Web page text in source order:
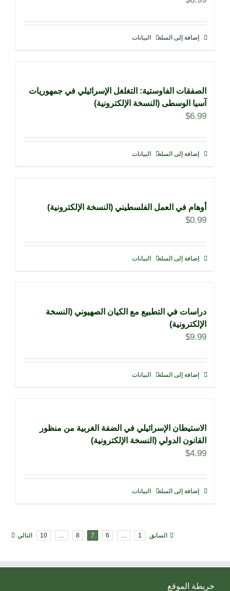
إضافة إلى السلة البيانات
الصفقات الفاوستية: التغلغل الإسرائيلي في جمهوريات
آسيا الوسطى (النسخة الإلكترونية)
$6.99
إضافة إلى السلة البيانات
أوهام في العمل الفلسطيني (النسخة الإلكترونية)
$0.99
إضافة إلى السلة البيانات
دراسات في التطبيع مع الكيان الصهيوني (النسخة
الإلكترونية)
$9.99
إضافة إلى السلة البيانات
الاستيطان الإسرائيلي في الضفة الغربية من منظور
القانون الدولي (النسخة الإلكترونية)
$4.99
إضافة إلى السلة البيانات
السابق 1
…
6
7
8
…
10 التالي
خريطة الموقع